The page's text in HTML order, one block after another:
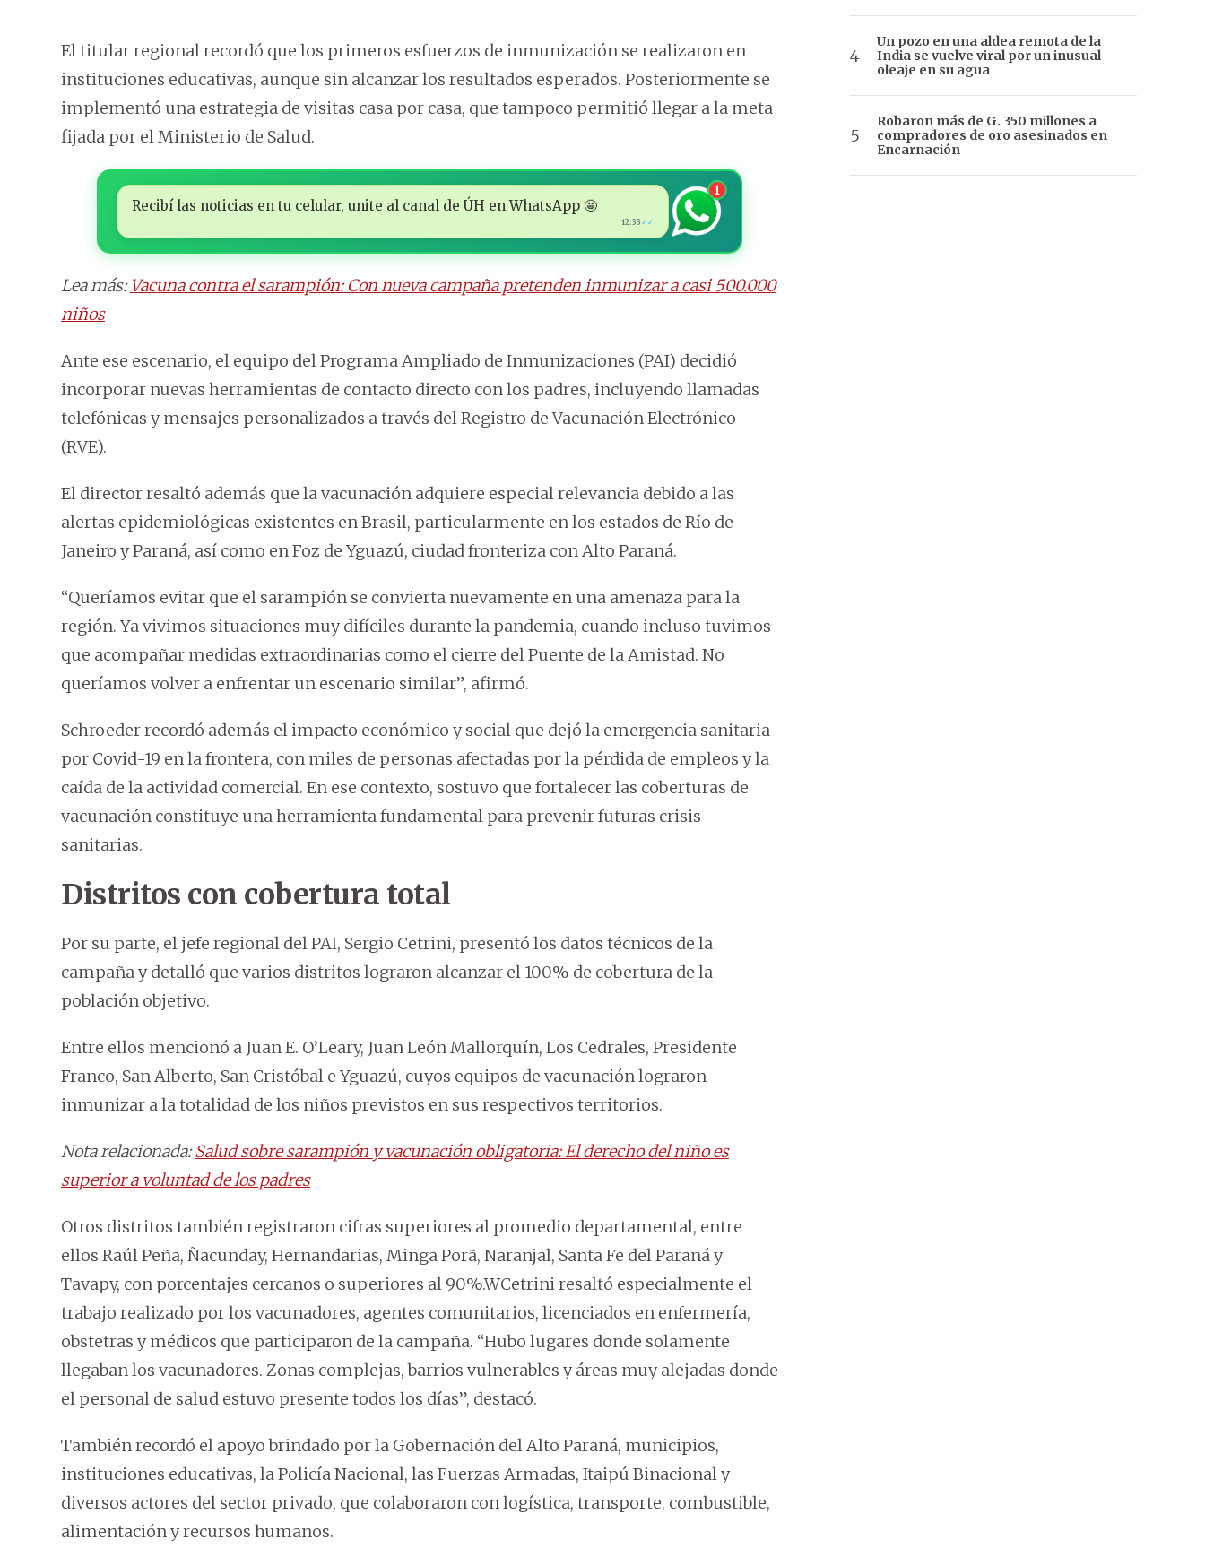
El titular regional recordó que los primeros esfuerzos de inmunización se realizaron en
instituciones educativas, aunque sin alcanzar los resultados esperados. Posteriormente se
implementó una estrategia de visitas casa por casa, que tampoco permitió llegar a la meta
fijada por el Ministerio de Salud.
Recibí las noticias en tu celular, unite al canal de ÚH en WhatsApp 🤩
12:33 ✓✓
1
Lea más: Vacuna contra el sarampión: Con nueva campaña pretenden inmunizar a casi 500.000
niños
Ante ese escenario, el equipo del Programa Ampliado de Inmunizaciones (PAI) decidió
incorporar nuevas herramientas de contacto directo con los padres, incluyendo llamadas
telefónicas y mensajes personalizados a través del Registro de Vacunación Electrónico
(RVE).
El director resaltó además que la vacunación adquiere especial relevancia debido a las
alertas epidemiológicas existentes en Brasil, particularmente en los estados de Río de
Janeiro y Paraná, así como en Foz de Yguazú, ciudad fronteriza con Alto Paraná.
“Queríamos evitar que el sarampión se convierta nuevamente en una amenaza para la
región. Ya vivimos situaciones muy difíciles durante la pandemia, cuando incluso tuvimos
que acompañar medidas extraordinarias como el cierre del Puente de la Amistad. No
queríamos volver a enfrentar un escenario similar”, afirmó.
Schroeder recordó además el impacto económico y social que dejó la emergencia sanitaria
por Covid-19 en la frontera, con miles de personas afectadas por la pérdida de empleos y la
caída de la actividad comercial. En ese contexto, sostuvo que fortalecer las coberturas de
vacunación constituye una herramienta fundamental para prevenir futuras crisis
sanitarias.
Distritos con cobertura total
Por su parte, el jefe regional del PAI, Sergio Cetrini, presentó los datos técnicos de la
campaña y detalló que varios distritos lograron alcanzar el 100% de cobertura de la
población objetivo.
Entre ellos mencionó a Juan E. O’Leary, Juan León Mallorquín, Los Cedrales, Presidente
Franco, San Alberto, San Cristóbal e Yguazú, cuyos equipos de vacunación lograron
inmunizar a la totalidad de los niños previstos en sus respectivos territorios.
Nota relacionada:Salud sobre sarampión y vacunación obligatoria: El derecho del niño es
superior a voluntad de los padres
Otros distritos también registraron cifras superiores al promedio departamental, entre
ellos Raúl Peña, Ñacunday, Hernandarias, Minga Porã, Naranjal, Santa Fe del Paraná y
Tavapy, con porcentajes cercanos o superiores al 90%.WCetrini resaltó especialmente el
trabajo realizado por los vacunadores, agentes comunitarios, licenciados en enfermería,
obstetras y médicos que participaron de la campaña. “Hubo lugares donde solamente
llegaban los vacunadores. Zonas complejas, barrios vulnerables y áreas muy alejadas donde
el personal de salud estuvo presente todos los días”, destacó.
También recordó el apoyo brindado por la Gobernación del Alto Paraná, municipios,
instituciones educativas, la Policía Nacional, las Fuerzas Armadas, Itaipú Binacional y
diversos actores del sector privado, que colaboraron con logística, transporte, combustible,
alimentación y recursos humanos.
Un pozo en una aldea remota de la
India se vuelve viral por un inusual
oleaje en su agua
Robaron más de G. 350 millones a
compradores de oro asesinados en
Encarnación